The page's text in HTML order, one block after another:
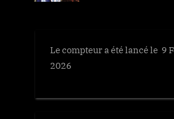
Le compteur a été lancé le 9
2026